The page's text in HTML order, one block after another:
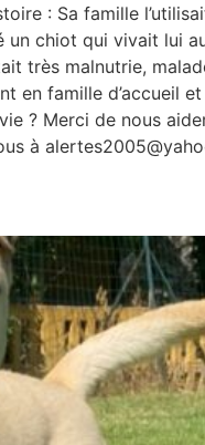
: Sa famille
chiot qui vivait lui
très malnutrie,
famille d’accueil
? Merci de nous
à